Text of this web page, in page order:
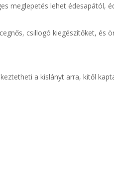
meglepetés lehet édesapától,
csillogó kiegészítőket, és
a kislányt arra, kitől